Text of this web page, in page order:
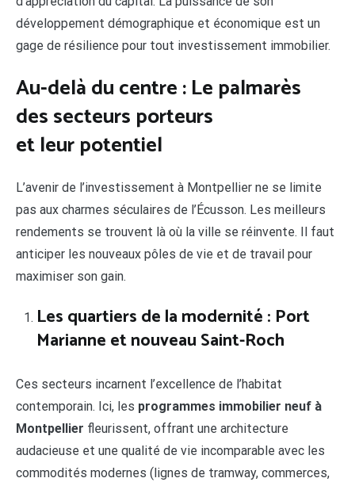
développement démographique et économique est un
gage de résilience pour tout investissement immobilier.
Au-delà du centre : Le palmarès
des secteurs porteurs
et leur potentiel
L’avenir de l’investissement à Montpellier ne se limite
pas aux charmes séculaires de l’Écusson. Les meilleurs
rendements se trouvent là où la ville se réinvente. Il faut
anticiper les nouveaux pôles de vie et de travail pour
maximiser son gain.
Les quartiers de la modernité : Port
Marianne et nouveau Saint-Roch
Ces secteurs incarnent l’excellence de l’habitat
contemporain. Ici, les programmes immobilier neuf à
Montpellier fleurissent, offrant une architecture
audacieuse et une qualité de vie incomparable avec les
commodités modernes (lignes de tramway, commerces,